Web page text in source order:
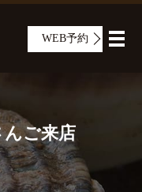
WEB予約 メ
ご来店